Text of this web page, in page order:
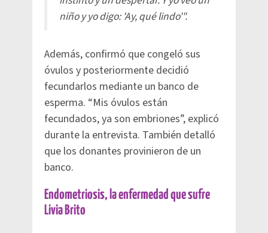
niño y yo digo: 'Ay, qué lindo'".
Además, confirmó que congeló sus
óvulos y posteriormente decidió
fecundarlos mediante un banco de
esperma. “Mis óvulos están
fecundados, ya son embriones”, explicó
durante la entrevista. También detalló
que los donantes provinieron de un
banco.
Endometriosis, la enfermedad que sufre
Livia Brito